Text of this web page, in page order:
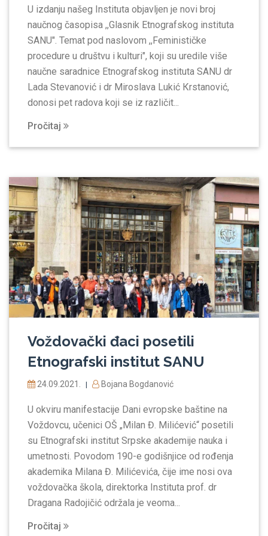
U izdanju našeg Instituta objavljen je novi broj
naučnog časopisa ,,Glasnik Etnografskog instituta
SANU". Temat pod naslovom ,,Feminističke
procedure u društvu i kulturi", koji su uredile više
naučne saradnice Etnografskog instituta SANU dr
Lada Stevanović i dr Miroslava Lukić Кrstanović,
donosi pet radova koji se iz različit...
Pročitaj
Voždovački đaci posetili
Etnografski institut SANU
24.09.2021. Bojana Bogdanović
U okviru manifestacije Dani evropske baštine na
Voždovcu, učenici OŠ „Milan Đ. Milićević“ posetili
su Etnografski institut Srpske akademije nauka i
umetnosti. Povodom 190-e godišnjice od rođenja
akademika Milana Đ. Milićevića, čije ime nosi ova
voždovačka škola, direktorka Instituta prof. dr
Dragana Radojičić održala je veoma...
Pročitaj